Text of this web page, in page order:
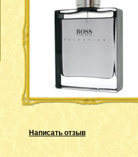
Написать отзыв